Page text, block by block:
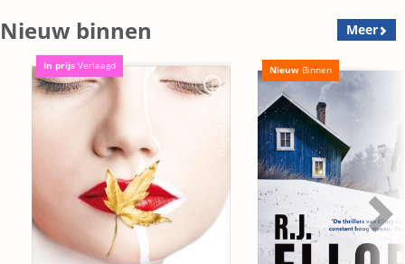
Nieuw binnen Meer
In prijs Verlaagd Nieuw Binnen